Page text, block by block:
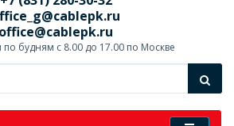
office@cablepk.ru
будням с 8.00 до 17.00 по Москве